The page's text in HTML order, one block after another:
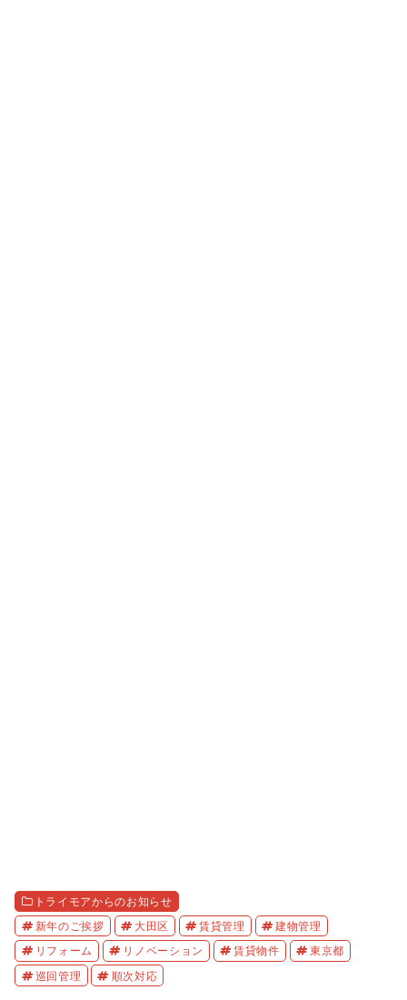
トライモアからのお知らせ
新年のご挨拶
大田区 賃貸管理
建物管理
リフォーム
リノベーション 賃貸物件
東京都
巡回管理
順次対応